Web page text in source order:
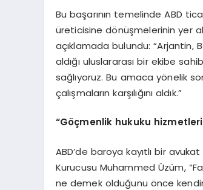
Bu başarının temelinde ABD
üreticisine dönüşmelerinin yer
açıklamada bulundu: “Arjantin,
aldığı uluslararası bir ekibe
sağlıyoruz. Bu amaca yönelik
çalışmaların karşılığını aldık.”
“Göçmenlik hukuku
ABD’de baroya kayıtlı bir
Kurucusu Muhammed Üzüm,
ne demek olduğunu önce